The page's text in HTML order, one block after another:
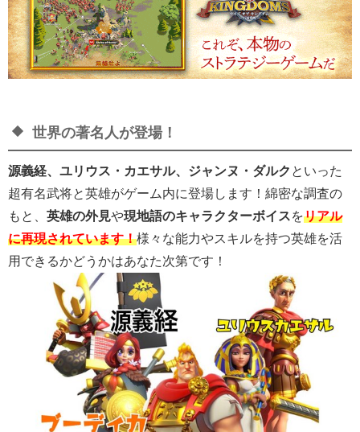
世界の著名人が登場！
源義経、ユリウス・カエサル、ジャンヌ・ダルク といった
超有名武将と英雄がゲーム内に登場します！綿密な調査の
もと、 英雄の外見や現地語のキャラクターボイスをリアル
に再現されています！様々な能力やスキルを持つ英雄を活
用できるかどうかはあなた次第です！